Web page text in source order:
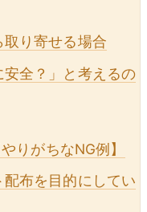
り寄せる場合
安全？」と考えるの
りがちなNG例】
布を目的にしてい